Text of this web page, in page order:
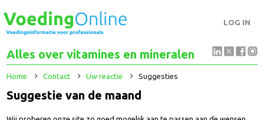
LOG IN
Alles over vitamines en mineralen
Home Contact Uw reactie Suggesties
Suggestie van de maand